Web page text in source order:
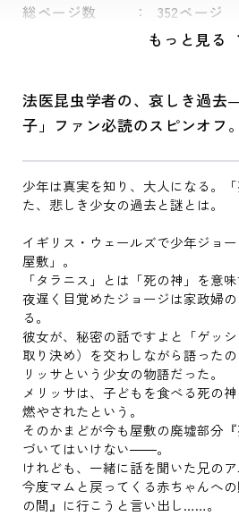
総ページ数 352ページ
もっと見る
法医昆虫学者の、哀しき過
子」ファン必読のスピンオフ。
少年は真実を知り、大人になる。
た、悲しき少女の過去と謎とは。
イギリス・ウェールズで少年ジョ
屋敷」。
「タラニス」とは「死の神」を意
夜遅く目覚めたジョージは家政婦
る。
彼女が、秘密の話ですよと「ゲッ
取り決め）を交わしながら語った
リッサという少女の物語だった。
メリッサは、子どもを食べる死の
燃やされたという。
そのかまどが今も屋敷の廃墟部分
づいてはいけない――。
けれども、一緒に話を聞いた兄のア
今度マムと戻ってくる赤ちゃんへ
の間』に行こうと言い出し……。